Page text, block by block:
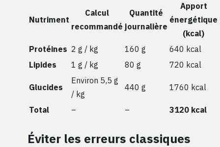
Nutriment
Calcul
recommandé
Quantité
journalière
Apport
énergétique
(kcal)
Protéines 2 g / kg 160 g
640 kcal
Lipides
1 g / kg 80 g 720 kcal
Glucides
Environ 5,5 g
/ kg
440 g 1760 kcal
Total – – 3120 kcal
Éviter les erreurs classiques